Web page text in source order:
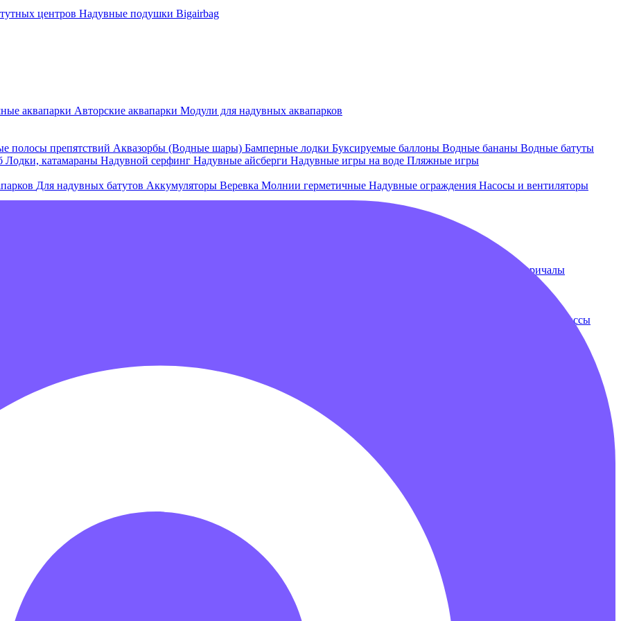
центров Надувные подушки Bigairbag
аквапарки Авторские аквапарки Модули для надувных аквапарков
полосы препятствий Аквазорбы (Водные шары) Бамперные лодки Буксируемые баллоны Водные бананы Водные батуты
Лодки, катамараны Надувной серфинг Надувные айсберги Надувные игры на воде Пляжные игры
Для надувных батутов Аккумуляторы Веревка Молнии герметичные Надувные ограждения Насосы и вентиляторы
Понтоны и причалы
Надувные трассы